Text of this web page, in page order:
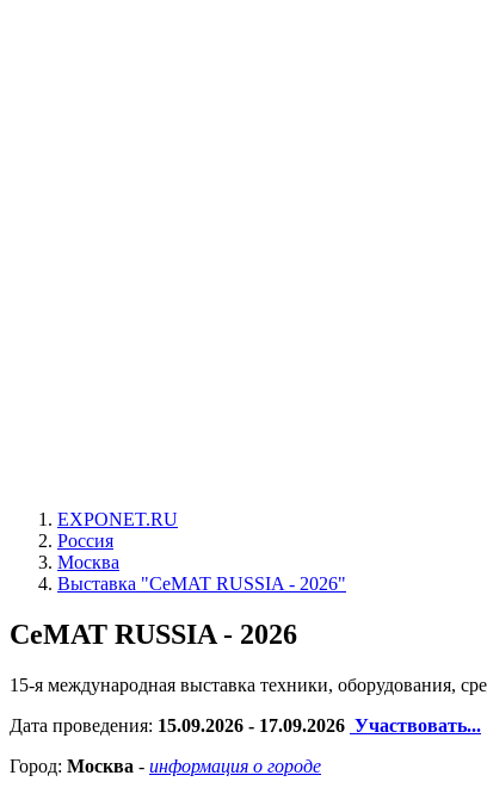
EXPONET.RU
Россия
Москва
Выставка "CeMAT RUSSIA - 2026"
CeMAT RUSSIA - 2026
15-я международная выставка техники, оборудования,
Дата проведения: 15.09.2026 - 17.09.2026 Участвовать...
Город: Москва - информация о городе